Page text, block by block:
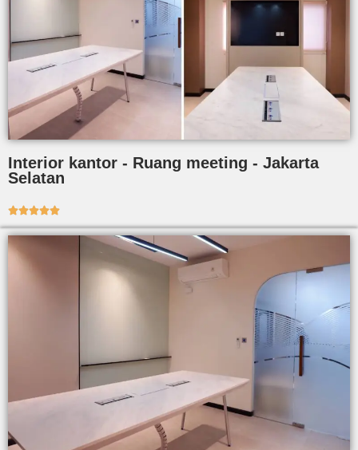
Interior kantor - Ruang meeting - Jakarta
Selatan
